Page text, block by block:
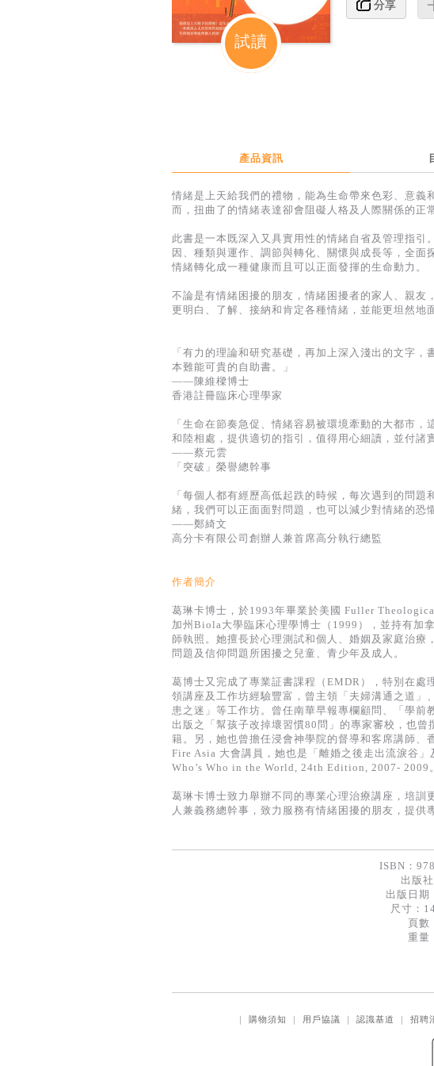
試讀
分享
產品資訊
情緒是上天給我們的禮物，能為生命帶來色彩、意
而，扭曲了的情緒表達卻會阻礙人格及人際關係的正
此書是一本既深入又具實用性的情緒自省及管理指
因、種類與運作、調節與轉化、關懷與成長等，全
情緒轉化成一種健康而且可以正面發揮的生命動力。
不論是有情緒困擾的朋友，情緒困擾者的家人、親
更明白、了解、接納和肯定各種情緒，並能更坦然地
「有力的理論和研究基礎，再加上深入淺出的文字
本難能可貴的自助書。」
——陳維樑博士
香港註冊臨床心理學家
「生命在節奏急促、情緒容易被環境牽動的大都市
和陸相處，提供適切的指引，值得用心細讀，並付諸
——蔡元雲
「突破」榮譽總幹事
「每個人都有經歷高低起跌的時候，每次遇到的問
緒，我們可以正面面對問題，也可以減少對情緒的恐
——鄭綺文
高分卡有限公司創辦人兼首席高分執行總監
作者簡介
葛琳卡博士，於1993年畢業於美國 Fuller
加州Biola大學臨床心理學博士（1999），並持有加
師執照。她擅長於心理測試和個人、婚姻及家庭治
問題及信仰問題所困擾之兒童、青少年及成人。
葛博士又完成了專業証書課程（EMDR），特別在處
領講座及工作坊經驗豐富，曾主領「夫婦溝通之道
患之迷」等工作坊。曾任南華早報專欄顧問、「學
出版之「幫孩子改掉壞習慣80問」的專家審校，也
籍。另，她也曾擔任浸會神學院的督導和客席講師
Fire Asia 大會講員，她也是「離婚之後走出流淚谷
Who’s Who in the World, 24th Edition, 2007- 2009。
葛琳卡博士致力舉辦不同的專業心理治療講座，培
人兼義務總幹事，致力服務有情緒困擾的朋友，提供
ISBN：
出版社
出版日期
尺寸：
頁數
重量
購物須知 用戶協議 認識基道 招聘